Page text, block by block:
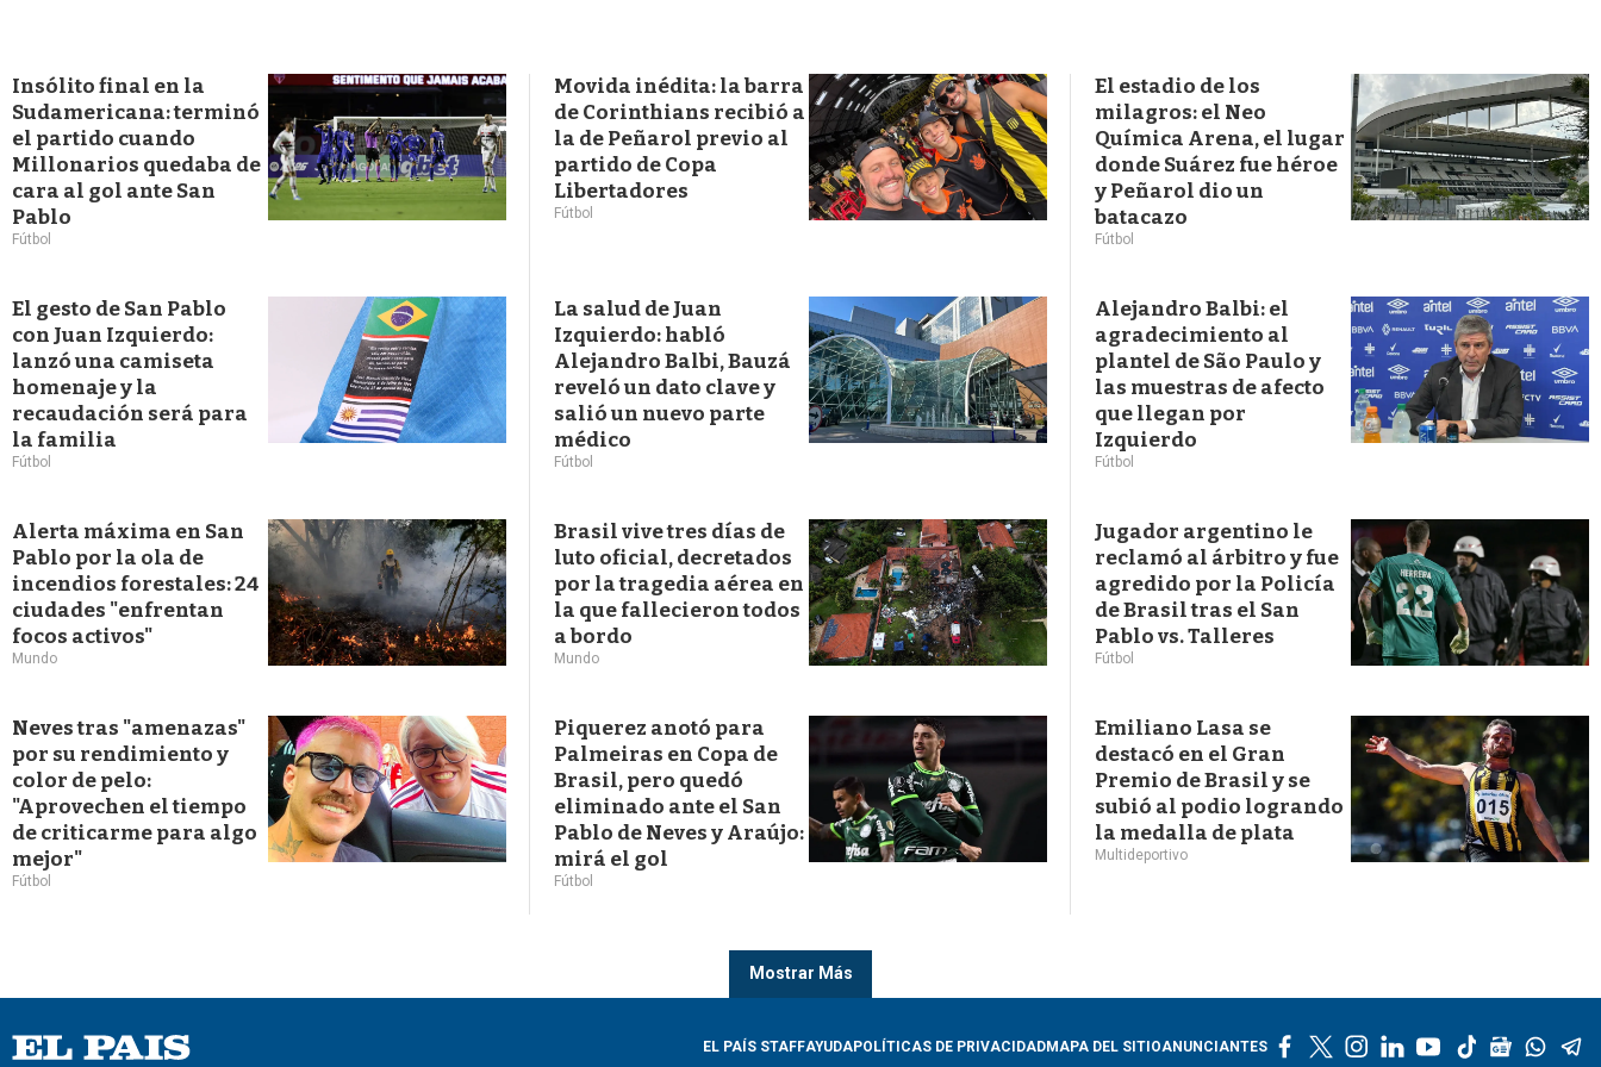
e
d
a
Insólito final en la
Sudamericana: terminó
el partido cuando
Millonarios quedaba de
cara al gol ante San
Pablo
Fútbol
Movida inédita: la barra
de Corinthians recibió a
la de Peñarol previo al
partido de Copa
Libertadores
Fútbol
El estadio de los
milagros: el Neo
Química Arena, el lugar
donde Suárez fue héroe
y Peñarol dio un
batacazo
Fútbol
El gesto de San Pablo
con Juan Izquierdo:
lanzó una camiseta
homenaje y la
recaudación será para
la familia
Fútbol
La salud de Juan
Izquierdo: habló
Alejandro Balbi, Bauzá
reveló un dato clave y
salió un nuevo parte
médico
Fútbol
Alejandro Balbi: el
agradecimiento al
plantel de São Paulo y
las muestras de afecto
que llegan por
Izquierdo
Fútbol
Alerta máxima en San
Pablo por la ola de
incendios forestales: 24
ciudades "enfrentan
focos activos"
Mundo
Brasil vive tres días de
luto oficial, decretados
por la tragedia aérea en
la que fallecieron todos
a bordo
Mundo
Jugador argentino le
reclamó al árbitro y fue
agredido por la Policía
de Brasil tras el San
Pablo vs. Talleres
Fútbol
Neves tras "amenazas"
por su rendimiento y
color de pelo:
"Aprovechen el tiempo
de criticarme para algo
mejor"
Fútbol
Piquerez anotó para
Palmeiras en Copa de
Brasil, pero quedó
eliminado ante el San
Pablo de Neves y Araújo:
mirá el gol
Fútbol
Emiliano Lasa se
destacó en el Gran
Premio de Brasil y se
subió al podio logrando
la medalla de plata
Multideportivo
Mostrar Más
EL PAÍS STAFFAYUDAPOLÍTICAS DE PRIVACIDADMAPA DEL SITIOANUNCIANTES
l
y
t
g
w